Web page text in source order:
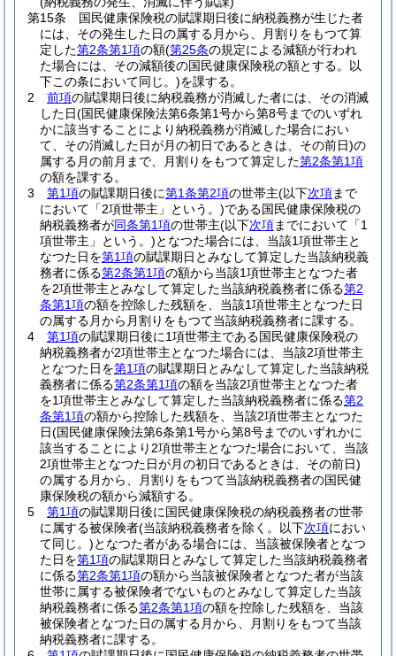
第15条
国民健康保険税の賦課期日後に納税義務が生じた者
には、その発生した日の属する月から、月割りをもつて算
定した第2条第1項の額(第25条の規定による減額が行われ
た場合には、その減額後の国民健康保険税の額とする。以
下この条において同じ。)を課する。
2
前項の賦課期日後に納税義務が消滅した者には、その消滅
した日(国民健康保険法第6条第1号から第8号までのいずれ
かに該当することにより納税義務が消滅した場合におい
て、その消滅した日が月の初日であるときは、その前日)の
属する月の前月まで、月割りをもつて算定した第2条第1項
の額を課する。
3
第1項の賦課期日後に第1条第2項の世帯主(以下次項まで
において「2項世帯主」という。)である国民健康保険税の
納税義務者が同条第1項の世帯主(以下次項までにおいて「1
項世帯主」という。)となつた場合には、当該1項世帯主と
なつた日を第1項の賦課期日とみなして算定した当該納税義
務者に係る第2条第1項の額から当該1項世帯主となつた者
を2項世帯主とみなして算定した当該納税義務者に係る第2
条第1項の額を控除した残額を、当該1項世帯主となつた日
の属する月から月割りをもつて当該納税義務者に課する。
4
第1項の賦課期日後に1項世帯主である国民健康保険税の
納税義務者が2項世帯主となつた場合には、当該2項世帯主
となつた日を第1項の賦課期日とみなして算定した当該納税
義務者に係る第2条第1項の額を当該2項世帯主となつた者
を1項世帯主とみなして算定した当該納税義務者に係る第2
条第1項の額から控除した残額を、当該2項世帯主となつた
日(国民健康保険法第6条第1号から第8号までのいずれかに
該当することにより2項世帯主となつた場合において、当該
2項世帯主となつた日が月の初日であるときは、その前日)
の属する月から、月割りをもつて当該納税義務者の国民健
康保険税の額から減額する。
5
第1項の賦課期日後に国民健康保険税の納税義務者の世帯
に属する被保険者(当該納税義務者を除く。以下次項におい
て同じ。)となつた者がある場合には、当該被保険者となつ
た日を第1項の賦課期日とみなして算定した当該納税義務者
に係る第2条第1項の額から当該被保険者となつた者が当該
世帯に属する被保険者でないものとみなして算定した当該
納税義務者に係る第2条第1項の額を控除した残額を、当該
被保険者となつた日の属する月から、月割りをもつて当該
納税義務者に課する。